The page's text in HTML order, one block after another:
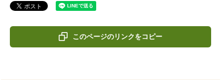
このページのリンクをコピー